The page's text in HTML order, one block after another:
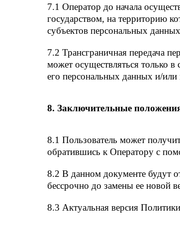
7.1 Оператор до начала
государством, на территорию
субъектов персональных
7.2 Трансграничная передача
может осуществляться только
его персональных данных и/или
8. Заключительные
8.1 Пользователь может
обратившись к Оператору с
8.2 В данном документе будут
бессрочно до замены ее новой
8.3 Актуальная версия